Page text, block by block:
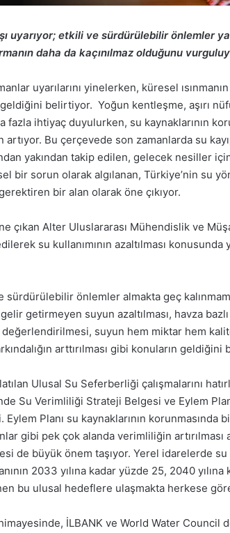
uyarıyor; etkili ve sürdürülebilir önlemler
daha da kaçınılmaz olduğunu
uyarılarını yinelerken, küresel
belirtiyor. Yoğun kentleşme, aşırı
ihtiyaç duyulurken, su kaynaklarının
Bu çerçevede son zamanlarda su
yakından takip edilen, gelecek nesiller
bir sorun olarak algılanan, Türkiye’nin su
bir alan olarak öne çıkıyor.
çıkan Alter Uluslararası Mühendislik ve
su kullanımının azaltılması konusunda
sürdürülebilir önlemler almakta geç
getirmeyen suyun azaltılması, havza bazlı
değerlendirilmesi, suyun hem miktar hem
arttırılması gibi konuların geldiğini
Ulusal Su Seferberliği çalışmalarını
Su Verimliliği Strateji Belgesi ve Eylem
Planı su kaynaklarının korunmasında
gibi pek çok alanda verimliliğin artırılması
de büyük önem taşıyor. Yerel idarelerde
2033 yılına kadar yüzde 25, 2040 yılına
bu ulusal hedeflere ulaşmakta herkese
İLBANK ve World Water Council